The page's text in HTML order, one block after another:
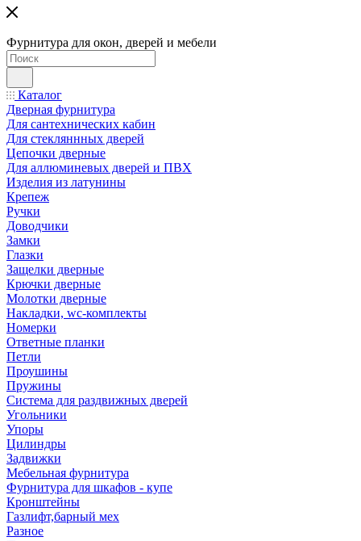
Фурнитура для окон, дверей и мебели
Каталог
Дверная фурнитура
Для сантехнических кабин
Для стекляннных дверей
Цепочки дверные
Для аллюминевых дверей и ПВХ
Изделия из латунины
Крепеж
Ручки
Доводчики
Замки
Глазки
Защелки дверные
Крючки дверные
Молотки дверные
Накладки, wc-комплекты
Номерки
Ответные планки
Петли
Проушины
Пружины
Система для раздвижных дверей
Угольники
Упоры
Цилиндры
Задвижки
Мебельная фурнитура
Фурнитура для шкафов - купе
Кронштейны
Газлифт,барный мех
Разное